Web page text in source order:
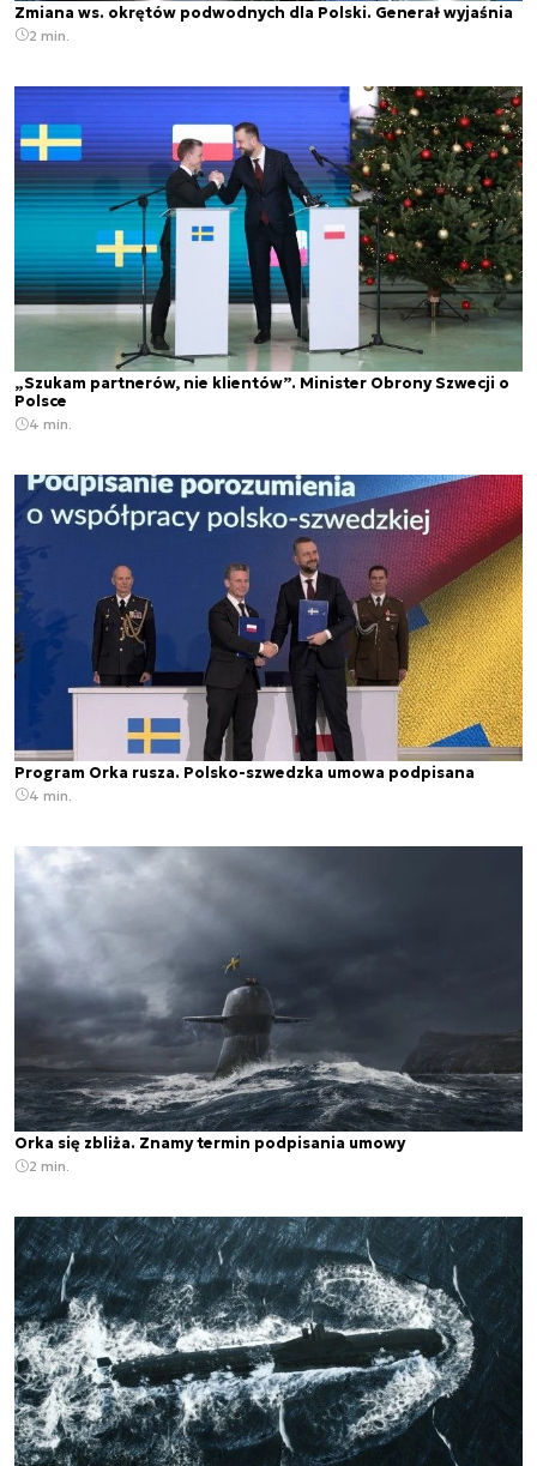
Zmiana ws. okrętów podwodnych dla Polski. Generał wyjaśnia
2 min.
„Szukam partnerów, nie klientów”. Minister Obrony Szwecji o
Polsce
4 min.
Program Orka rusza. Polsko-szwedzka umowa podpisana
4 min.
Orka się zbliża. Znamy termin podpisania umowy
2 min.